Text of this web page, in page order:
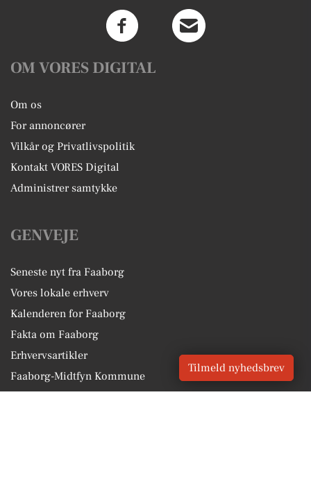
OM VORES DIGITAL
Om os
For annoncører
Vilkår og Privatlivspolitik
Kontakt VORES Digital
Administrer samtykke
GENVEJE
Seneste nyt fra Faaborg
Vores lokale erhverv
Kalenderen for Faaborg
Fakta om Faaborg
Erhvervsartikler
Faaborg-Midtfyn Kommune
Tilmeld nyhedsbrev